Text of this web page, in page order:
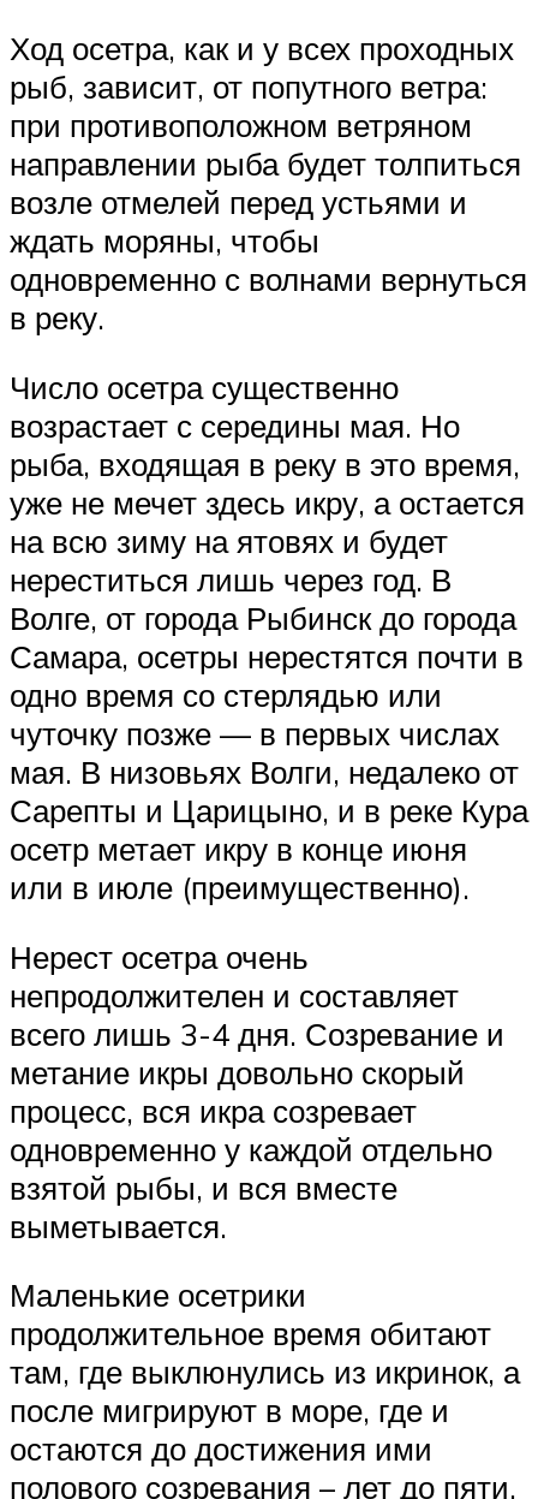
Ход осетра, как и у всех проходных
рыб, зависит, от попутного ветра:
при противоположном ветряном
направлении рыба будет толпиться
возле отмелей перед устьями и
ждать моряны, чтобы
одновременно с волнами вернуться
в реку.
Число осетра существенно
возрастает с середины мая. Но
рыба, входящая в реку в это время,
уже не мечет здесь икру, а остается
на всю зиму на ятовях и будет
нереститься лишь через год. В
Волге, от города Рыбинск до города
Самара, осетры нерестятся почти в
одно время со стерлядью или
чуточку позже — в первых числах
мая. В низовьях Волги, недалеко от
Сарепты и Царицыно, и в реке Кура
осетр метает икру в конце июня
или в июле (преимущественно).
Нерест осетра очень
непродолжителен и составляет
всего лишь 3-4 дня. Созревание и
метание икры довольно скорый
процесс, вся икра созревает
одновременно у каждой отдельно
взятой рыбы, и вся вместе
выметывается.
Маленькие осетрики
продолжительное время обитают
там, где выклюнулись из икринок, а
после мигрируют в море, где и
остаются до достижения ими
полового созревания – лет до пяти,